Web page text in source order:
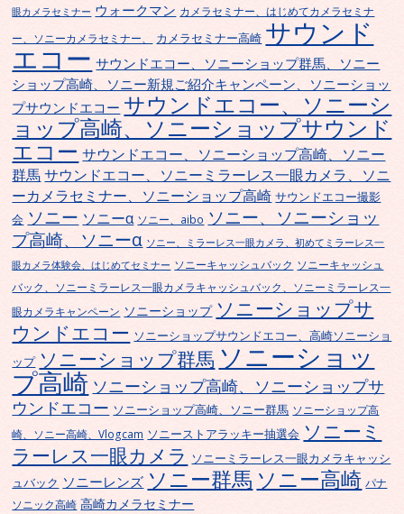
眼カメラセミナー ウォークマン カメラセミナー、はじめてカメラセミナ
ー、ソニーカメラセミナー、
カメラセミナー高崎 サウンド
エコー サウンドエコー、ソニーショップ群馬、ソニー
ショップ高崎、ソニー新規ご紹介キャンペーン、ソニーショッ
プサウンドエコー サウンドエコー、ソニーシ
ョップ高崎、ソニーショップサウンド
エコー サウンドエコー、ソニーショップ高崎、ソニー
群馬 サウンドエコー、ソニーミラーレス一眼カメラ、ソニ
ーカメラセミナー、ソニーショップ高崎 サウンドエコー撮影
会 ソニー ソニーα ソニー、aibo ソニー、ソニーショッ
プ高崎、ソニーα ソニー、ミラーレス一眼カメラ、初めてミラーレス一
眼カメラ体験会、はじめてセミナー ソニーキャッシュバック ソニーキャッシュ
バック、ソニーミラーレス一眼カメラキャッシュバック、ソニーミラーレス一
眼カメラキャンペーン ソニーショップ ソニーショップサ
ウンドエコー ソニーショップサウンドエコー、高崎ソニーショ
ップ ソニーショップ群馬 ソニーショッ
プ高崎 ソニーショップ高崎、ソニーショップサ
ウンドエコー ソニーショップ高崎、ソニー群馬 ソニーショップ高
崎、ソニー高崎、Vlogcam ソニーストアラッキー抽選会 ソニーミ
ラーレス一眼カメラ ソニーミラーレス一眼カメラキャッシ
ュバック ソニーレンズ ソニー群馬 ソニー高崎 パナ
ソニック高崎 高崎カメラセミナー